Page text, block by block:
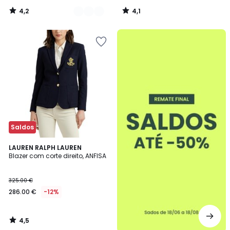
4,2
/
4,1
/
Saldos
LAUREN RALPH LAUREN
Blazer com corte direito, ANFISA
325.00 €
286.00 € -12%
4,5
/ 5
4,5
/
até